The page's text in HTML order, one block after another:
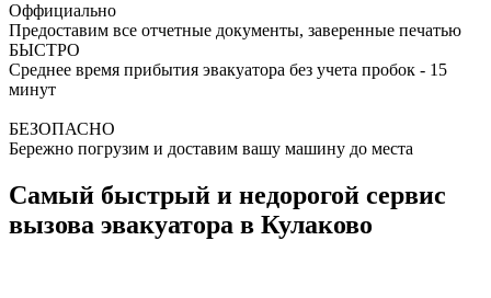
Оффициально
Предоставим все отчетные документы, заверенные печатью
БЫСТРО
Среднее время прибытия эвакуатора без учета пробок - 15
минут
БЕЗОПАСНО
Бережно погрузим и доставим вашу машину до места
Самый быстрый и недорогой сервис
вызова эвакуатора в Кулаково